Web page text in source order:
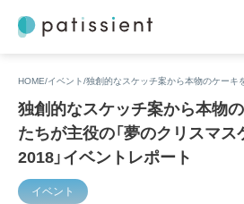
HOME イベント
独創的なスケッチ案から本物
たちが主役の「夢のクリスマス
2018」イベントレポート
イベント